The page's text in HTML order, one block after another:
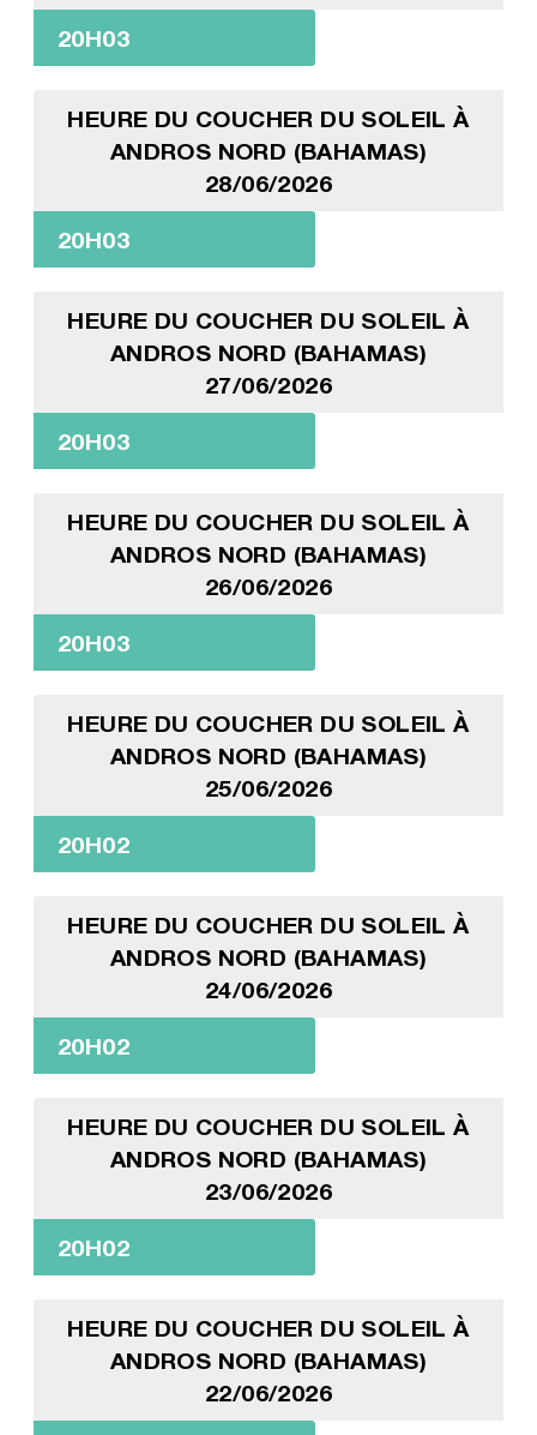
20H03
HEURE DU COUCHER DU SOLEIL À
ANDROS NORD (BAHAMAS)
28/06/2026
20H03
HEURE DU COUCHER DU SOLEIL À
ANDROS NORD (BAHAMAS)
27/06/2026
20H03
HEURE DU COUCHER DU SOLEIL À
ANDROS NORD (BAHAMAS)
26/06/2026
20H03
HEURE DU COUCHER DU SOLEIL À
ANDROS NORD (BAHAMAS)
25/06/2026
20H02
HEURE DU COUCHER DU SOLEIL À
ANDROS NORD (BAHAMAS)
24/06/2026
20H02
HEURE DU COUCHER DU SOLEIL À
ANDROS NORD (BAHAMAS)
23/06/2026
20H02
HEURE DU COUCHER DU SOLEIL À
ANDROS NORD (BAHAMAS)
22/06/2026